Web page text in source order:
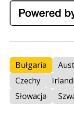
Bułgaria
Czechy
Słowacja